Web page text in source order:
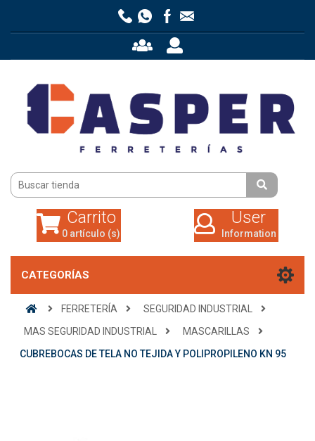
0 artículo (s)
Carrito
0 artículo (s)
User
Information
CATEGORÍAS
FERRETERÍA
SEGURIDAD INDUSTRIAL
MAS SEGURIDAD INDUSTRIAL
MASCARILLAS
CUBREBOCAS DE TELA NO TEJIDA Y POLIPROPILENO KN 95